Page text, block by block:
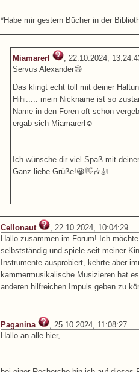
*Habe mir gestern Bücher in der
Miamarerl
, 22.10.2024,
Servus Alexander😄
Das klingt echt toll mit deiner
Hihi..... mein Nickname ist so
Name in den Foren oft schon
ergab sich Miamarerl☺️
Ich wünsche dir viel Spaß mit
Ganz liebe Grüße!😀👋🎶🎻
Cellonaut
, 22.10.2024, 10:04:29
Hallo zusammen im Forum! Ich
selbstständig und spiele seit meiner
Instrumente ausprobiert, kehrte aber
kammermusikalische Musizieren hat
anderen hilfreichen Impuls geben zu
Paganina
, 25.10.2024, 11:08:27
Hallo an alle hier,